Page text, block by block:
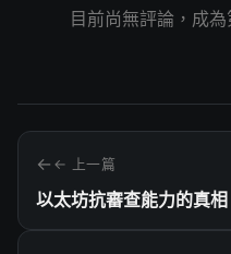
目前尚無評論，成
← 上一篇
以太坊抗審查能力的真